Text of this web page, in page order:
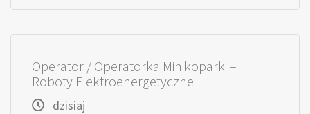
Operator / Operatorka Minikoparki –
Roboty Elektroenergetyczne
dzisiaj